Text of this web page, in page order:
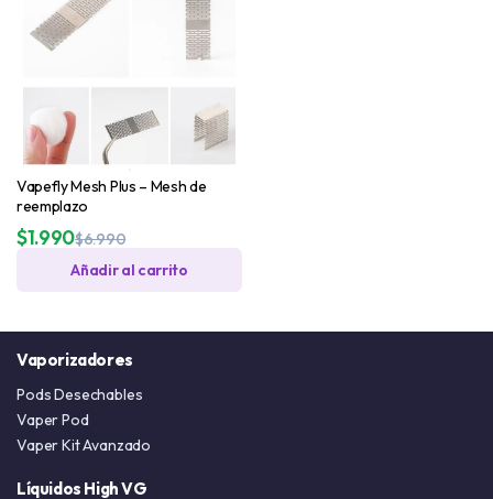
Vapefly Mesh Plus – Mesh de
reemplazo
$6.990
$1.990
Añadir al carrito
Vaporizadores
Pods Desechables
Vaper Pod
Vaper Kit Avanzado
Líquidos High VG